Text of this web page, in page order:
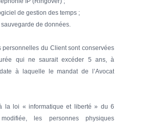
de gestion des temps ;
de données.
personnelles du Client sont conservées
qui ne saurait excéder 5 ans, à
à laquelle le mandat de l’Avocat
la loi « informatique et liberté » du 6
les personnes physiques